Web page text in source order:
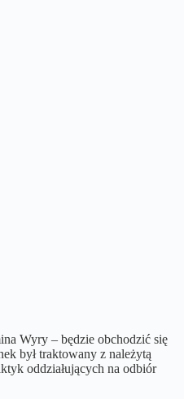
Wyry – będzie obchodzić się
był traktowany z należytą
oddziałujących na odbiór